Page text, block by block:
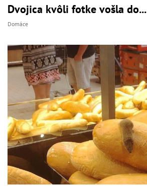
Dvojica kvôli fotke vošla do...
Domáce